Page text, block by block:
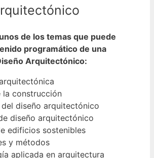
de los temas que puede
programático de una
Arquitectónico:
la construcción
diseño arquitectónico
diseño arquitectónico
edificios sostenibles
y métodos
aplicada en arquitectura